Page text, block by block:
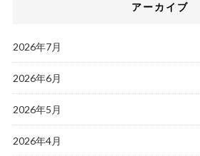
アーカイブ
2026年7月
2026年6月
2026年5月
2026年4月